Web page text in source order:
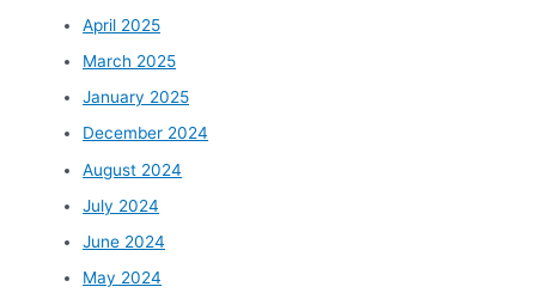
April 2025
March 2025
January 2025
December 2024
August 2024
July 2024
June 2024
May 2024